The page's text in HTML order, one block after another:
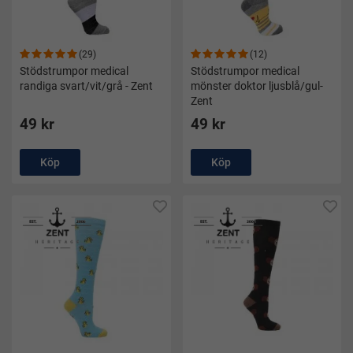
Roliga stödstrumpor
– stöd och stil för alla tillfällen. Beställ
idag och upplev skillnaden!
(29)
Stödstrumpor medical
randiga svart/vit/grå - Zent
49 kr
Köp
(12)
Stödstrumpor medical
mönster doktor ljusblå/gul-
Zent
49 kr
Köp